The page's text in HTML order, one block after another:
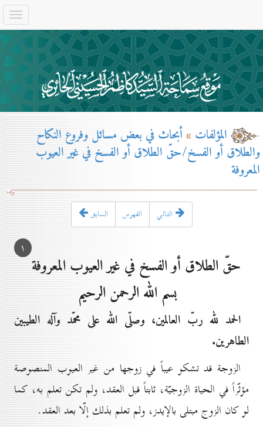
المؤلفات»أبحاث في بعض مسائل وفروع النكاح
والطلاق أو الفسخ/حقّ الطلاق أو الفسخ في غير العيوب
المعروفة
السابق الفهرس التـالـي
۱
حقّ الطلاق أو الفسخ في غير العيوب المعروفة
بسم الله الرحمن الرحيم
الحمد لله ربّ العالمين، وصلّى الله على محمّد وآله الطيبين
الطاهرين.
الزوجة قد تشكو عيباً في زوجها من غير العيوب المنصوصة
مؤثّراً في الحياة الزوجيّة، ثابتاً قبل العقد، ولم تكن تعلم به، كما
لو كان الزوج مبتلى بالإيدز، ولم تعلم بذلك إلّا بعد العقد.